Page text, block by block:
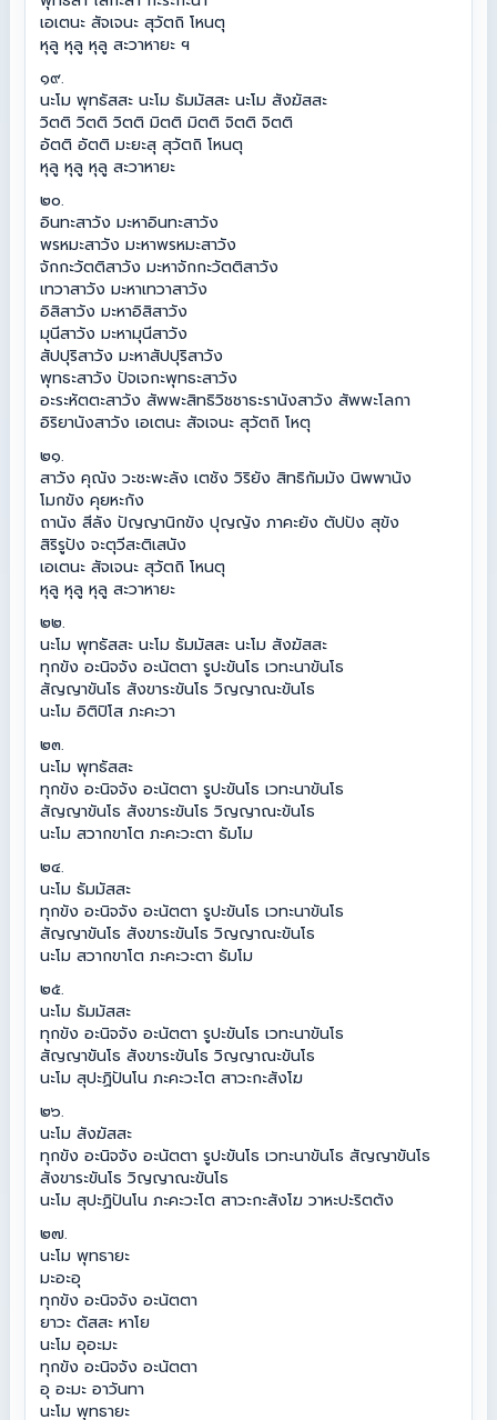
เอเตนะ สัจเจนะ สุวัตถิ โหนตุ
หุลู หุลู หุลู สะวาหายะ ฯ
๑๙.
นะโม พุทธัสสะ นะโม ธัมมัสสะ นะโม สังฆัสสะ
วิตติ วิตติ วิตติ มิตติ มิตติ จิตติ จิตติ
อัตติ อัตติ มะยะสุ สุวัตถิ โหนตุ
หุลู หุลู หุลู สะวาหายะ
๒๐.
อินทะสาวัง มะหาอินทะสาวัง
พรหมะสาวัง มะหาพรหมะสาวัง
จักกะวัตติสาวัง มะหาจักกะวัตติสาวัง
เทวาสาวัง มะหาเทวาสาวัง
อิสิสาวัง มะหาอิสิสาวัง
มุนีสาวัง มะหามุนีสาวัง
สัปปุริสาวัง มะหาสัปปุริสาวัง
พุทธะสาวัง ปัจเจกะพุทธะสาวัง
อะระหัตตะสาวัง สัพพะสิทธิวิชชาธะรานังสาวัง สัพพะโลกา
อิริยานังสาวัง เอเตนะ สัจเจนะ สุวัตถิ โหตุ
๒๑.
สาวัง คุณัง วะชะพะลัง เตชัง วิริยัง สิทธิกัมมัง นิพพานัง
โมกขัง คุยหะกัง
ถานัง สีลัง ปัญญานิกขัง ปุญญัง ภาคะยัง ตัปปัง สุขัง
สิริรูปัง จะตุวีสะติเสนัง
เอเตนะ สัจเจนะ สุวัตถิ โหนตุ
หุลู หุลู หุลู สะวาหายะ
๒๒.
นะโม พุทธัสสะ นะโม ธัมมัสสะ นะโม สังฆัสสะ
ทุกขัง อะนิจจัง อะนัตตา รูปะขันโธ เวทะนาขันโธ
สัญญาขันโธ สังขาระขันโธ วิญญาณะขันโธ
นะโม อิติปิโส ภะคะวา
๒๓.
นะโม พุทธัสสะ
ทุกขัง อะนิจจัง อะนัตตา รูปะขันโธ เวทะนาขันโธ
สัญญาขันโธ สังขาระขันโธ วิญญาณะขันโธ
นะโม สวากขาโต ภะคะวะตา ธัมโม
๒๔.
นะโม ธัมมัสสะ
ทุกขัง อะนิจจัง อะนัตตา รูปะขันโธ เวทะนาขันโธ
สัญญาขันโธ สังขาระขันโธ วิญญาณะขันโธ
นะโม สวากขาโต ภะคะวะตา ธัมโม
๒๕.
นะโม ธัมมัสสะ
ทุกขัง อะนิจจัง อะนัตตา รูปะขันโธ เวทะนาขันโธ
สัญญาขันโธ สังขาระขันโธ วิญญาณะขันโธ
นะโม สุปะฏิปันโน ภะคะวะโต สาวะกะสังโฆ
๒๖.
นะโม สังฆัสสะ
ทุกขัง อะนิจจัง อะนัตตา รูปะขันโธ เวทะนาขันโธ สัญญาขันโธ
สังขาระขันโธ วิญญาณะขันโธ
นะโม สุปะฏิปันโน ภะคะวะโต สาวะกะสังโฆ วาหะปะริตตัง
๒๗.
นะโม พุทธายะ
มะอะอุ
ทุกขัง อะนิจจัง อะนัตตา
ยาวะ ตัสสะ หาโย
นะโม อุอะมะ
ทุกขัง อะนิจจัง อะนัตตา
อุ อะมะ อาวันทา
นะโม พุทธายะ